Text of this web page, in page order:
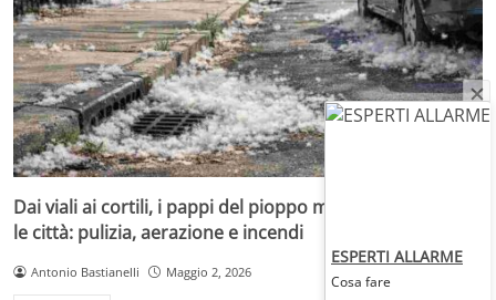
Dai viali ai cortili, i pappi del pioppo mettono alla prova
le città: pulizia, aerazione e incendi
Antonio Bastianelli Maggio 2, 2026
ESPERTI ALLARME
Cosa fare